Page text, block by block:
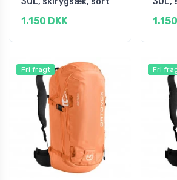
1.150 DKK
Fri fragt Fri